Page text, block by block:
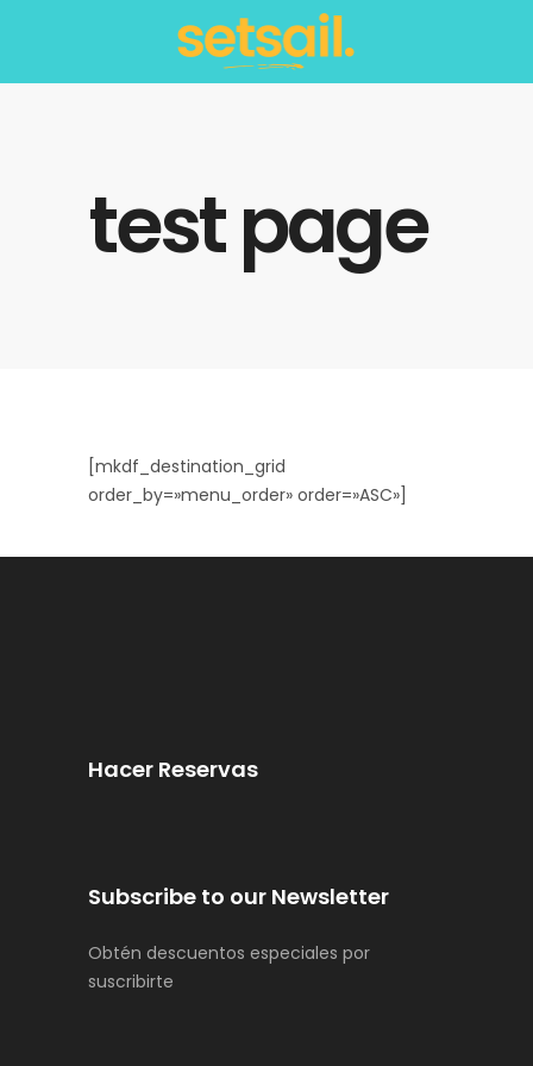
test page
[mkdf_destination_grid
order_by=»menu_order» order=»ASC»]
Hacer Reservas
Subscribe to our Newsletter
Obtén descuentos especiales por
suscribirte